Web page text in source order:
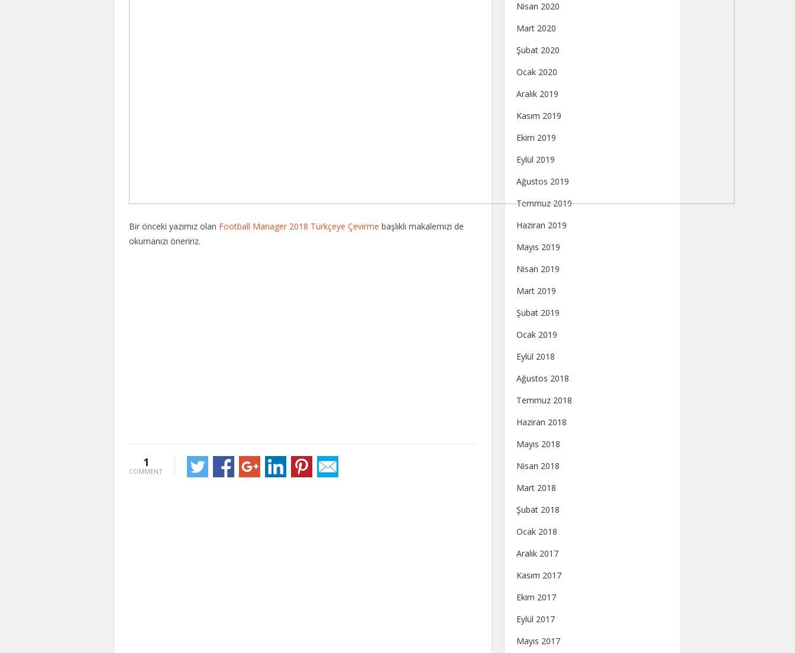
Bir önceki yazımız olan Football Manager 2018 Türkçeye Çevirme başlıklı makalemizi de
okumanızı öneririz.
1
COMMENT
Nisan 2020
Mart 2020
Şubat 2020
Ocak 2020
Aralık 2019
Kasım 2019
Ekim 2019
Eylül 2019
Ağustos 2019
Temmuz 2019
Haziran 2019
Mayıs 2019
Nisan 2019
Mart 2019
Şubat 2019
Ocak 2019
Eylül 2018
Ağustos 2018
Temmuz 2018
Haziran 2018
Mayıs 2018
Nisan 2018
Mart 2018
Şubat 2018
Ocak 2018
Aralık 2017
Kasım 2017
Ekim 2017
Eylül 2017
Mayıs 2017